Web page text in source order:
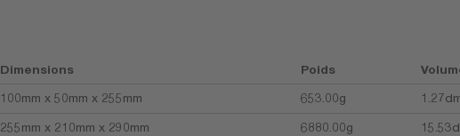
Dimensions Poids
100mm x 50mm x 255mm 653.00g
255mm x 210mm x 290mm 6880.00g